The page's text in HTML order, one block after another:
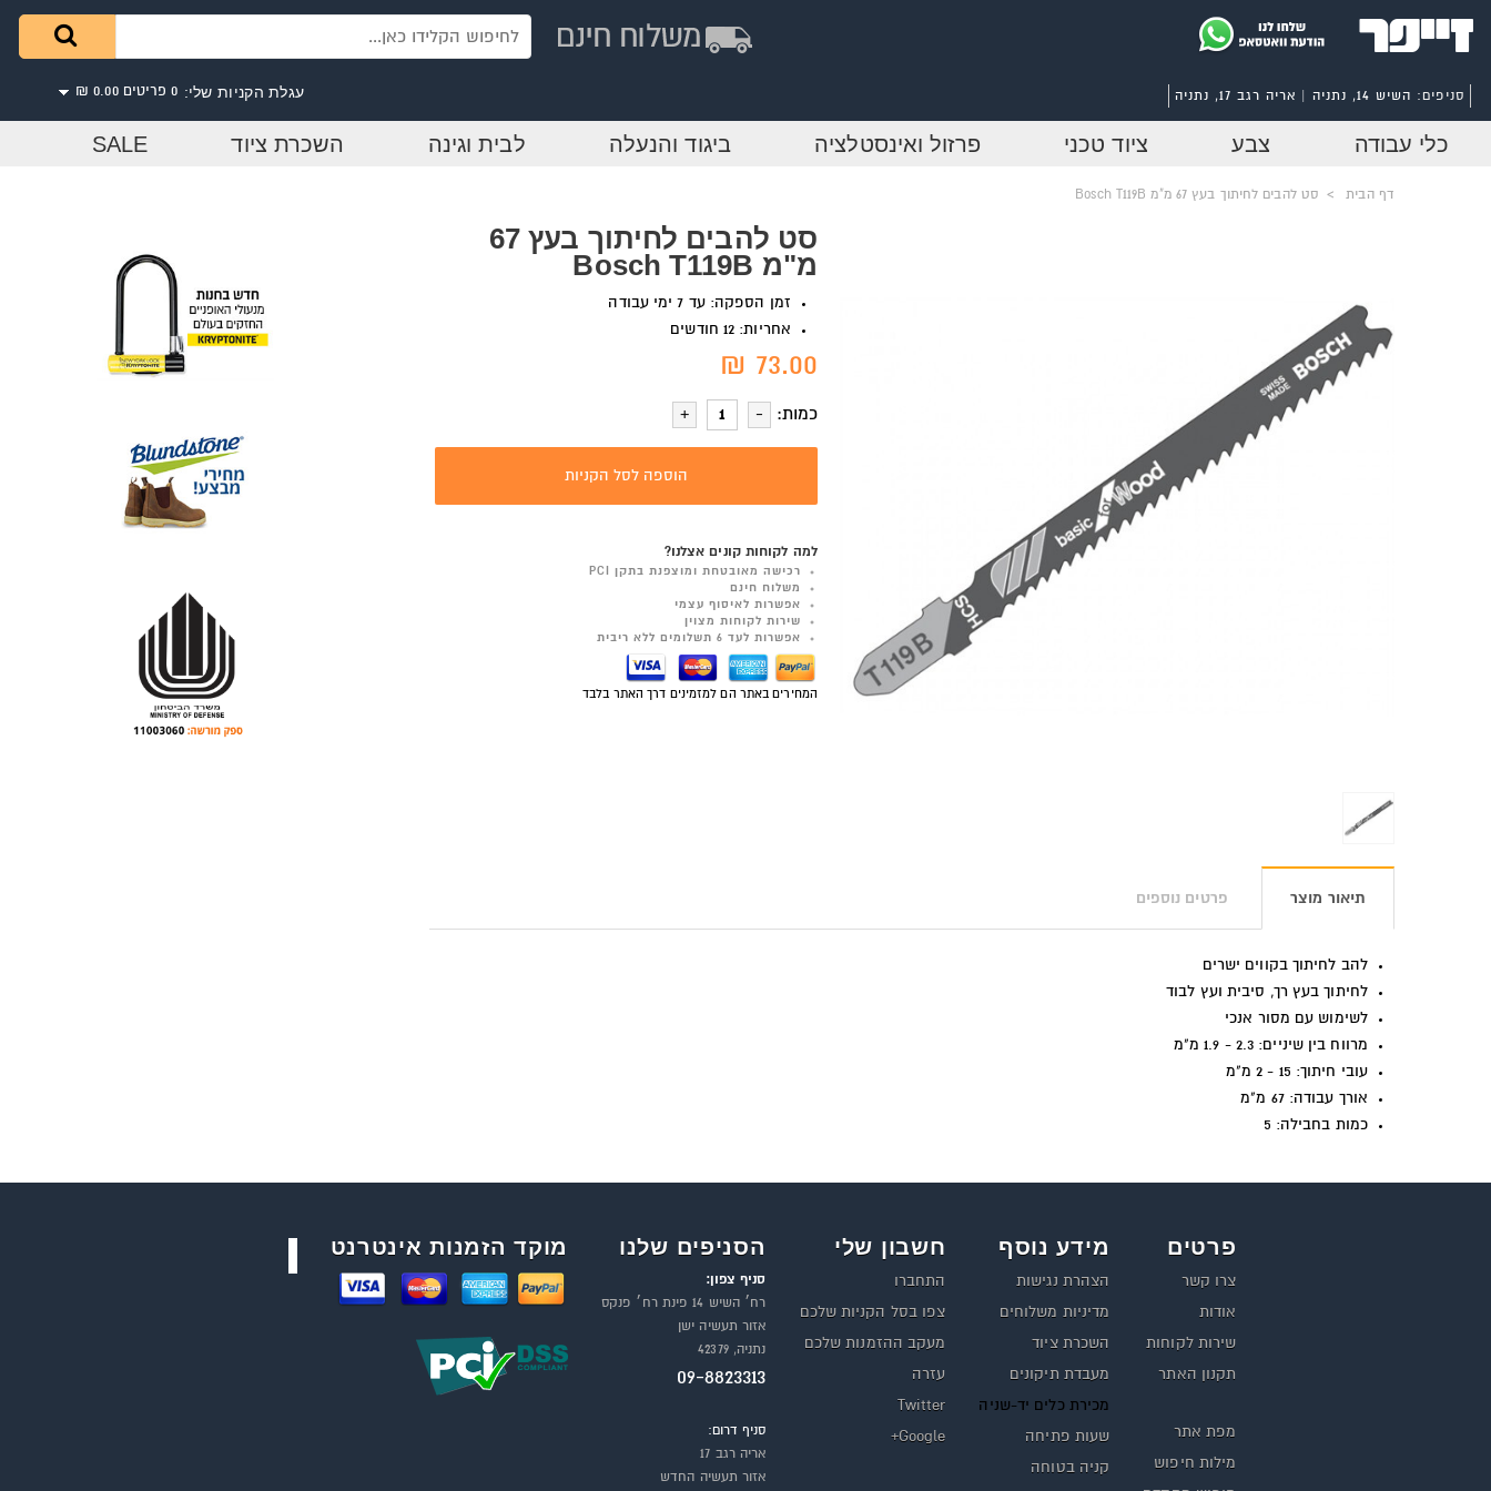
עגלת הקניות שלי: 0 פריטים 0.00 ₪ סניפים: השיש 14, נתניה | אריה רגב 17, נתניה
כלי עבודה צבע ציוד טכני פרזול ואינסטלציה ביגוד והנעלה לבית וגינה השכרת ציוד SALE
דף הבית > סט להבים לחיתוך בעץ 67 מ"מ Bosch T119B
סט להבים לחיתוך בעץ 67
מ"מ Bosch T119B
זמן הספקה: עד 7 ימי עבודה
אחריות: 12 חודשים
73.00 ₪
כמות:
הוספה לסל הקניות
למה לקוחות קונים אצלנו?
רכישה מאובטחת ומוצפנת בתקן PCI
משלוח חינם
אפשרות לאיסוף עצמי
שירות לקוחות מצוין
אפשרות לעד 6 תשלומים ללא ריבית
המחירים באתר הם למזמינים דרך האתר בלבד
תיאור מוצר פרטים נוספים
להב לחיתוך בקווים ישרים
לחיתוך בעץ רך, סיבית ועץ לבוד
לשימוש עם מסור אנכי
מרווח בין שיניים: 2.3 - 1.9 מ"מ
עובי חיתוך: 15 - 2 מ"מ
אורך עבודה: 67 מ"מ
כמות בחבילה: 5
פרטים
צרו קשר
אודות
שירות לקוחות
תקנון האתר
מפת אתר
מילות חיפוש
מידע נוסף
הצהרת נגישות
מדיניות משלוחים
השכרת ציוד
מעבדת תיקונים
מכירת כלים יד-שניה
שעות פתיחה
קניה בטוחה
חשבון שלי
התחברו
צפו בסל הקניות שלכם
מעקב ההזמנות שלכם
עזרה
Twitter
Google+
הסניפים שלנו
סניף צפון:
רח׳ השיש 14 פינת רח׳ פנקס
אזור תעשיה ישן
נתניה, 42379
09-8823313
סניף דרום:
אריה רגב 17
אזור תעשיה החדש
מוקד הזמנות אינטרנט